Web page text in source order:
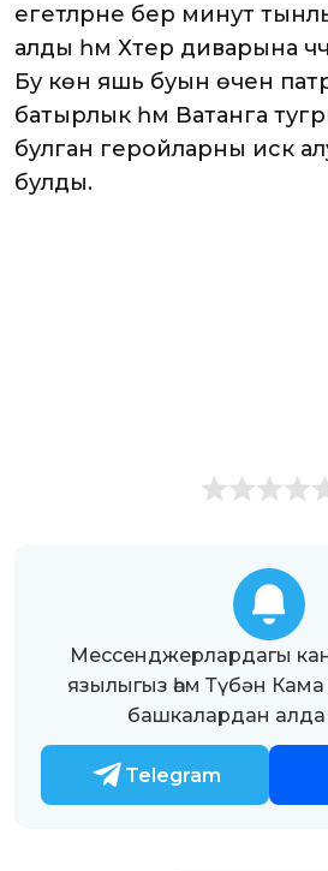
егетләрне бер минут
алды һәм Хәтер диварына
Бу көн яшь буын өчен
батырлык һәм Ватанга
булган геройларны искә
булды.
Мессенджерлардагы
язылыгыз һәм Түбән
башкалардан алда
Telegram